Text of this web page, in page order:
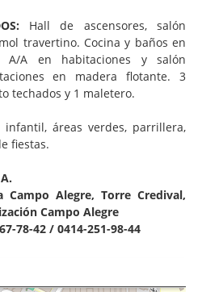
Hall de ascensores, salón
travertino. Cocina y baños en
A/A en habitaciones y salón
en madera flotante. 3
techados y 1 maletero.
infantil, áreas verdes, parrillera,
fiestas.
Campo Alegre, Torre Credival,
Campo Alegre
78-42 / 0414-251-98-44